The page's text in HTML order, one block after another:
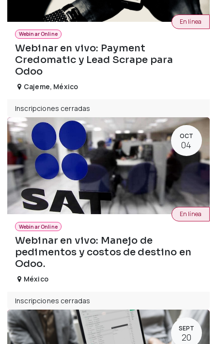
Webinar Online
Webinar en vivo: Payment
Credomatic y Lead Scrape para
Odoo
En línea
Cajeme, México
Inscripciones cerradas
OCT
04
Webinar Online
Webinar en vivo: Manejo de
pedimentos y costos de destino en
Odoo.
En línea
México
Inscripciones cerradas
SEPT
20